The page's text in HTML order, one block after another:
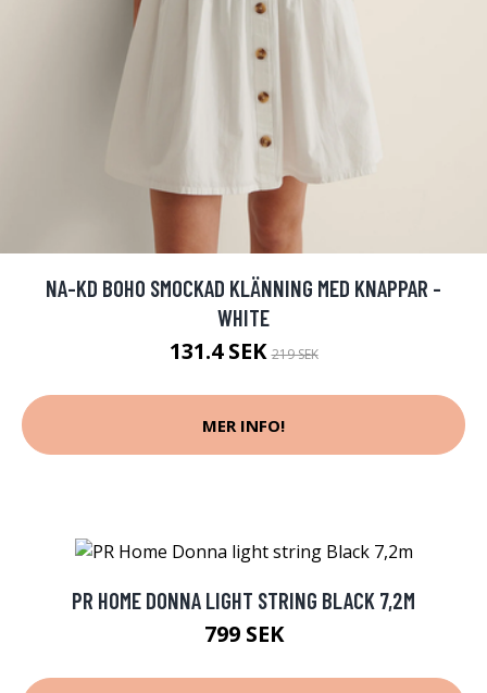
NA-KD BOHO SMOCKAD KLÄNNING MED KNAPPAR -
WHITE
131.4 SEK219 SEK
MER INFO!
PR HOME DONNA LIGHT STRING BLACK 7,2M
799 SEK